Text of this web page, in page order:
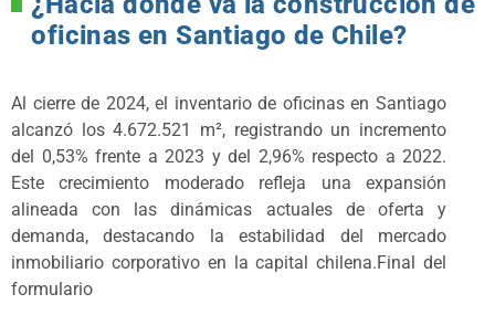
oficinas en Santiago de Chile?
Al cierre de 2024, el inventario de oficinas en Santiago
alcanzó los 4.672.521 m², registrando un incremento
del 0,53% frente a 2023 y del 2,96% respecto a 2022.
Este crecimiento moderado refleja una expansión
alineada con las dinámicas actuales de oferta y
demanda, destacando la estabilidad del mercado
inmobiliario corporativo en la capital chilena.Final del
formulario